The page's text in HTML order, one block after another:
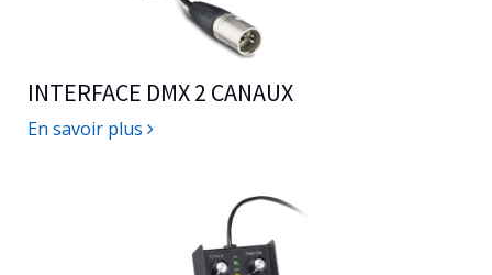
INTERFACE DMX 2 CANAUX
En savoir plus